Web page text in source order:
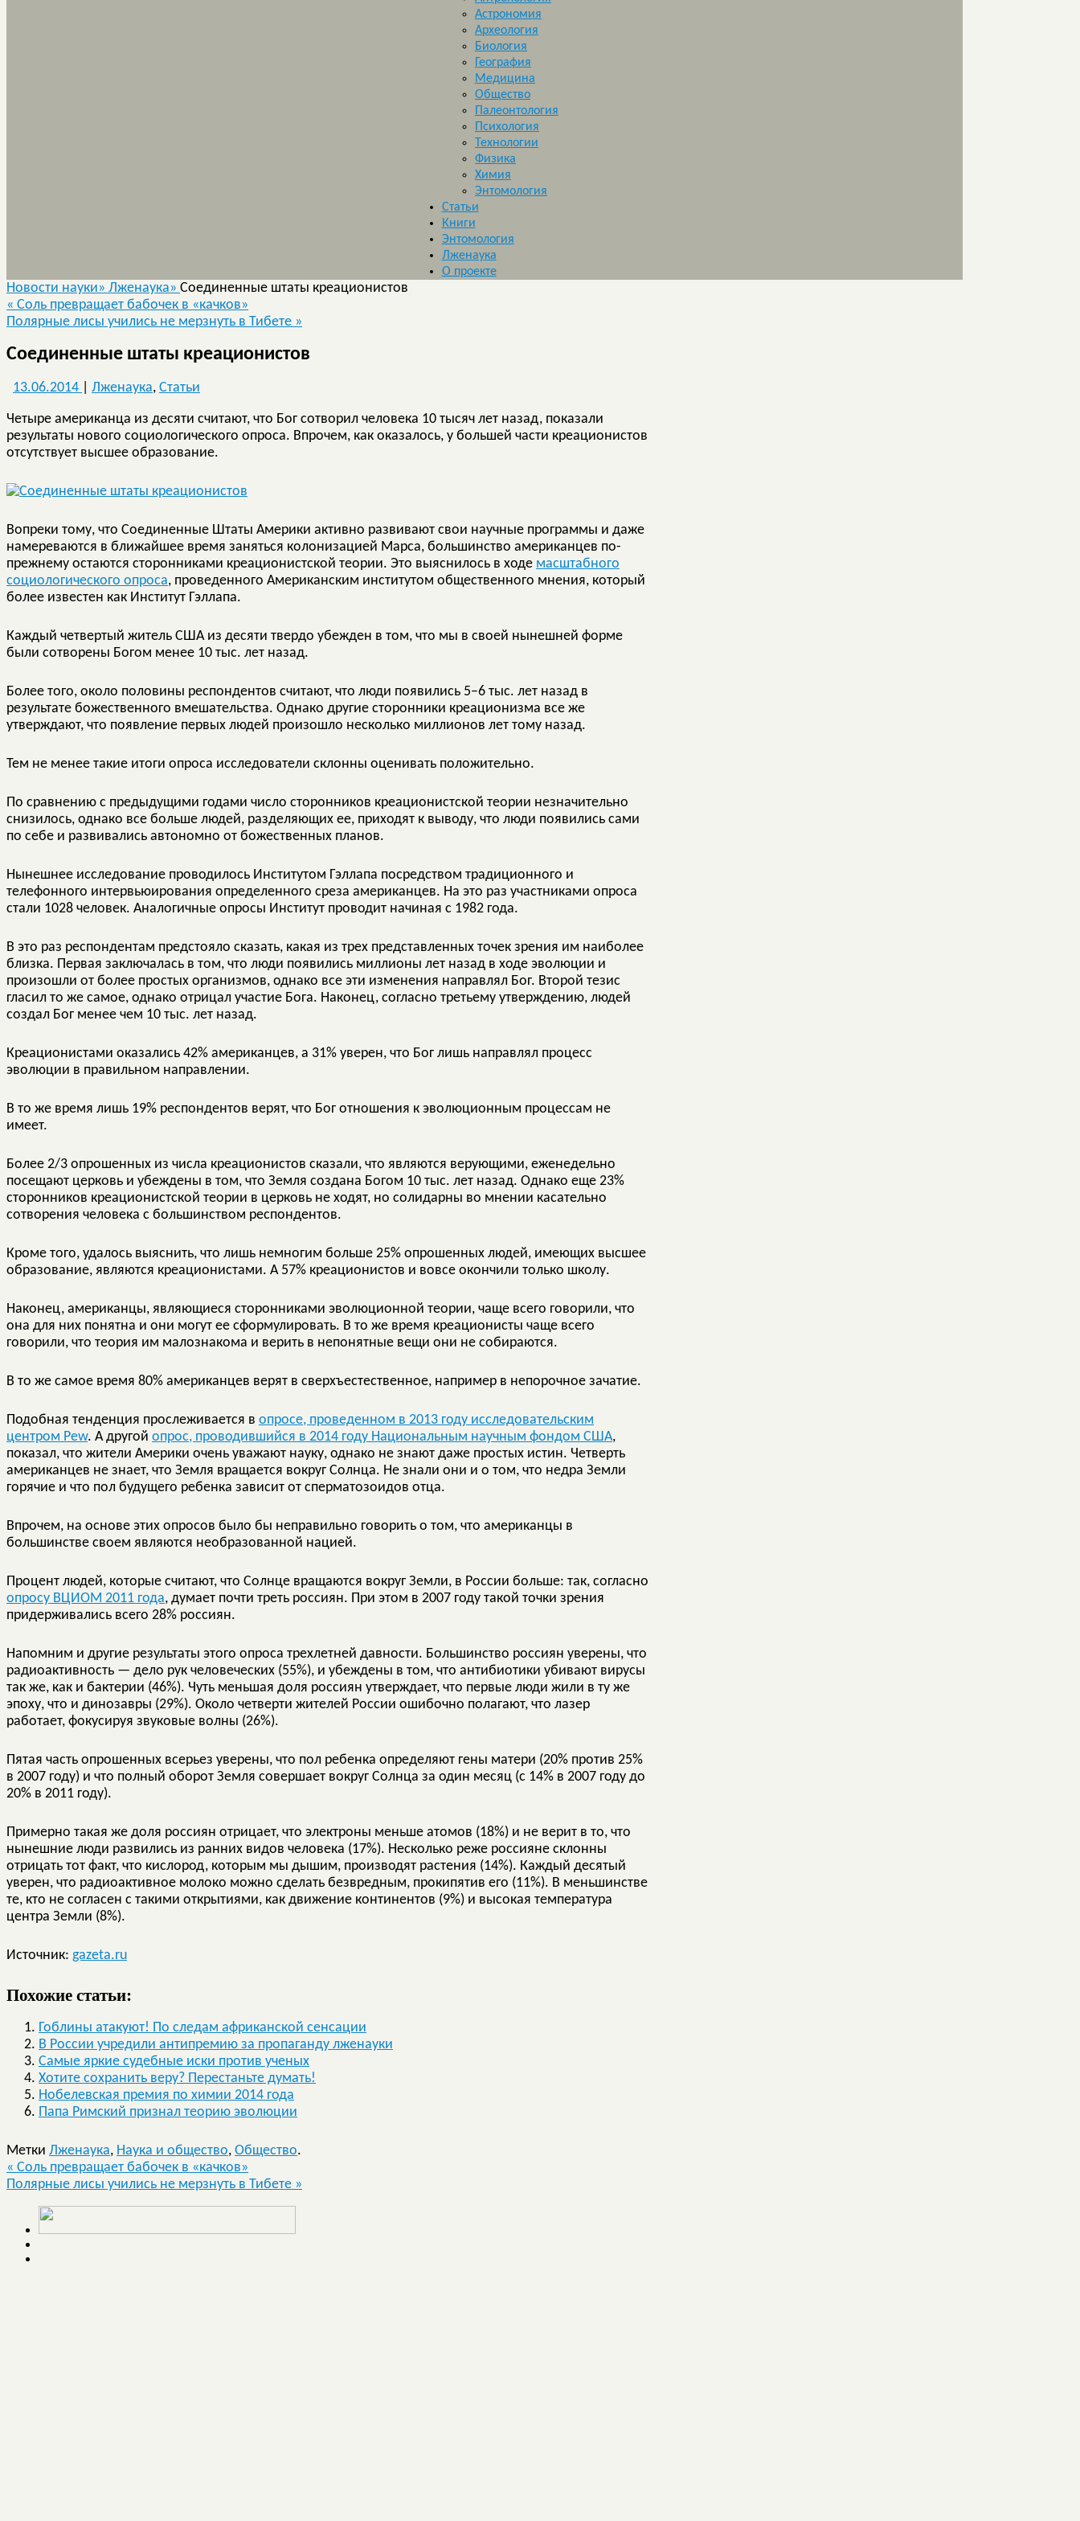
Астрономия
Археология
Биология
География
Медицина
Общество
Палеонтология
Психология
Технологии
Физика
Химия
Энтомология
Статьи
Книги
Энтомология
Лженаука
О проекте
Новости науки» Лженаука» Соединенные штаты креационистов
« Соль превращает бабочек в «качков»
Полярные лисы учились не мерзнуть в Тибете »
Соединенные штаты креационистов
13.06.2014 Лженаука, Статьи
Четыре американца из десяти считают, что Бог сотворил человека 10 тысяч лет назад, показали
результаты нового социологического опроса. Впрочем, как оказалось, у большей части креационистов
отсутствует высшее образование.
Вопреки тому, что Соединенные Штаты Америки активно развивают свои научные программы и даже
намереваются в ближайшее время заняться колонизацией Марса, большинство американцев по-
прежнему остаются сторонниками креационистской теории. Это выяснилось в ходе масштабного
социологического опроса, проведенного Американским институтом общественного мнения, который
более известен как Институт Гэллапа.
Каждый четвертый житель США из десяти твердо убежден в том, что мы в своей нынешней форме
были сотворены Богом менее 10 тыс. лет назад.
Более того, около половины респондентов считают, что люди появились 5–6 тыс. лет назад в
результате божественного вмешательства. Однако другие сторонники креационизма все же
утверждают, что появление первых людей произошло несколько миллионов лет тому назад.
Тем не менее такие итоги опроса исследователи склонны оценивать положительно.
По сравнению с предыдущими годами число сторонников креационистской теории незначительно
снизилось, однако все больше людей, разделяющих ее, приходят к выводу, что люди появились сами
по себе и развивались автономно от божественных планов.
Нынешнее исследование проводилось Институтом Гэллапа посредством традиционного и
телефонного интервьюирования определенного среза американцев. На это раз участниками опроса
стали 1028 человек. Аналогичные опросы Институт проводит начиная с 1982 года.
В это раз респондентам предстояло сказать, какая из трех представленных точек зрения им наиболее
близка. Первая заключалась в том, что люди появились миллионы лет назад в ходе эволюции и
произошли от более простых организмов, однако все эти изменения направлял Бог. Второй тезис
гласил то же самое, однако отрицал участие Бога. Наконец, согласно третьему утверждению, людей
создал Бог менее чем 10 тыс. лет назад.
Креационистами оказались 42% американцев, а 31% уверен, что Бог лишь направлял процесс
эволюции в правильном направлении.
В то же время лишь 19% респондентов верят, что Бог отношения к эволюционным процессам не
имеет.
Более 2/3 опрошенных из числа креационистов сказали, что являются верующими, еженедельно
посещают церковь и убеждены в том, что Земля создана Богом 10 тыс. лет назад. Однако еще 23%
сторонников креационистской теории в церковь не ходят, но солидарны во мнении касательно
сотворения человека с большинством респондентов.
Кроме того, удалось выяснить, что лишь немногим больше 25% опрошенных людей, имеющих высшее
образование, являются креационистами. А 57% креационистов и вовсе окончили только школу.
Наконец, американцы, являющиеся сторонниками эволюционной теории, чаще всего говорили, что
она для них понятна и они могут ее сформулировать. В то же время креационисты чаще всего
говорили, что теория им малознакома и верить в непонятные вещи они не собираются.
В то же самое время 80% американцев верят в сверхъестественное, например в непорочное зачатие.
Подобная тенденция прослеживается в опросе, проведенном в 2013 году исследовательским
центром Pew. А другой опрос, проводившийся в 2014 году Национальным научным фондом США,
показал, что жители Америки очень уважают науку, однако не знают даже простых истин. Четверть
американцев не знает, что Земля вращается вокруг Солнца. Не знали они и о том, что недра Земли
горячие и что пол будущего ребенка зависит от сперматозоидов отца.
Впрочем, на основе этих опросов было бы неправильно говорить о том, что американцы в
большинстве своем являются необразованной нацией.
Процент людей, которые считают, что Солнце вращаются вокруг Земли, в России больше: так, согласно
опросу ВЦИОМ 2011 года, думает почти треть россиян. При этом в 2007 году такой точки зрения
придерживались всего 28% россиян.
Напомним и другие результаты этого опроса трехлетней давности. Большинство россиян уверены, что
радиоактивность — дело рук человеческих (55%), и убеждены в том, что антибиотики убивают вирусы
так же, как и бактерии (46%). Чуть меньшая доля россиян утверждает, что первые люди жили в ту же
эпоху, что и динозавры (29%). Около четверти жителей России ошибочно полагают, что лазер
работает, фокусируя звуковые волны (26%).
Пятая часть опрошенных всерьез уверены, что пол ребенка определяют гены матери (20% против 25%
в 2007 году) и что полный оборот Земля совершает вокруг Солнца за один месяц (с 14% в 2007 году до
20% в 2011 году).
Примерно такая же доля россиян отрицает, что электроны меньше атомов (18%) и не верит в то, что
нынешние люди развились из ранних видов человека (17%). Несколько реже россияне склонны
отрицать тот факт, что кислород, которым мы дышим, производят растения (14%). Каждый десятый
уверен, что радиоактивное молоко можно сделать безвредным, прокипятив его (11%). В меньшинстве
те, кто не согласен с такими открытиями, как движение континентов (9%) и высокая температура
центра Земли (8%).
Источник: gazeta.ru
Похожие статьи:
Гоблины атакуют! По следам африканской сенсации
В России учредили антипремию за пропаганду лженауки
Cамые яркие судебные иски против ученых
Хотите сохранить веру? Перестаньте думать!
Нобелевская премия по химии 2014 года
Папа Римский признал теорию эволюции
Метки Лженаука, Наука и общество, Общество.
« Соль превращает бабочек в «качков»
Полярные лисы учились не мерзнуть в Тибете »